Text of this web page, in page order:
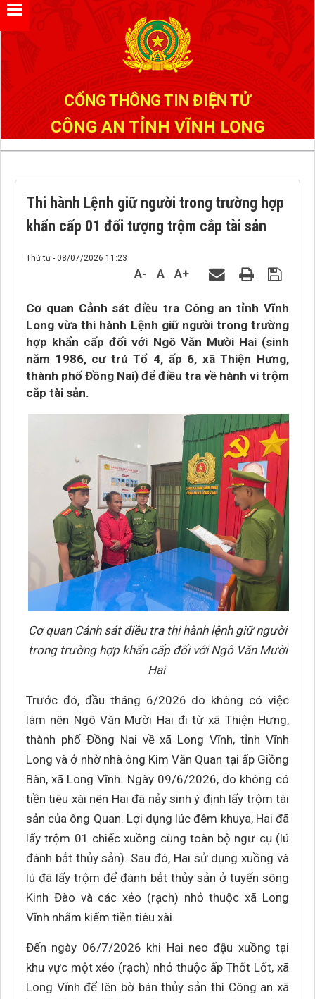
CỔNG THÔNG TIN ĐIỆN TỬ
CÔNG AN TỈNH VĨNH LONG
Thi hành Lệnh giữ người trong trường hợp
khẩn cấp 01 đối tượng trộm cắp tài sản
Thứ tư - 08/07/2026 11:23
A- A A+
Cơ quan Cảnh sát điều tra Công an tỉnh Vĩnh
Long vừa thi hành Lệnh giữ người trong trường
hợp khẩn cấp đối với Ngô Văn Mười Hai (sinh
năm 1986, cư trú Tổ 4, ấp 6, xã Thiện Hưng,
thành phố Đồng Nai) để điều tra về hành vi trộm
cắp tài sản.
Cơ quan Cảnh sát điều tra thi hành lệnh giữ người
trong trường hợp khẩn cấp đối với Ngô Văn Mười
Hai
Trước đó, đầu tháng 6/2026 do không có việc
làm nên Ngô Văn Mười Hai đi từ xã Thiện Hưng,
thành phố Đồng Nai về xã Long Vĩnh, tỉnh Vĩnh
Long và ở nhờ nhà ông Kim Văn Quan tại ấp Giồng
Bàn, xã Long Vĩnh. Ngày 09/6/2026, do không có
tiền tiêu xài nên Hai đã nảy sinh ý định lấy trộm tài
sản của ông Quan. Lợi dụng lúc đêm khuya, Hai đã
lấy trộm 01 chiếc xuồng cùng toàn bộ ngư cụ (lú
đánh bắt thủy sản). Sau đó, Hai sử dụng xuồng và
lú đã lấy trộm để đánh bắt thủy sản ở tuyến sông
Kinh Đào và các xẻo (rạch) nhỏ thuộc xã Long
Vĩnh nhằm kiếm tiền tiêu xài.
Đến ngày 06/7/2026 khi Hai neo đậu xuồng tại
khu vực một xẻo (rạch) nhỏ thuộc ấp Thốt Lốt, xã
Long Vĩnh để lên bờ bán thủy sản thì Công an xã